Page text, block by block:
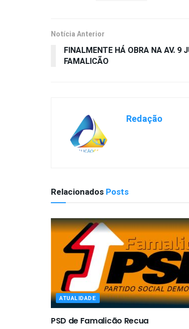
Notícia Anterior
FINALMENTE HÁ OBRA NA AV. 9
FAMALICÃO
Redação
Relacionados Posts
ATUALIDADE
PSD de Famalicão Recua